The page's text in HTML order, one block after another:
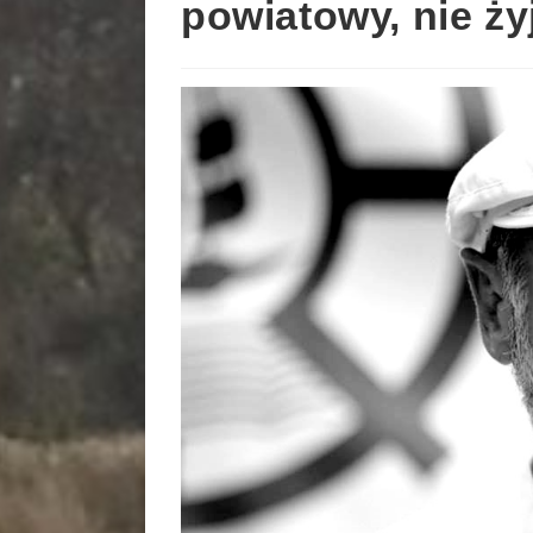
powiatowy, nie